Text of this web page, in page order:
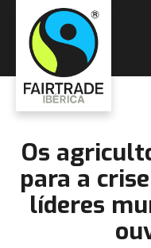
Os
para a
líderes